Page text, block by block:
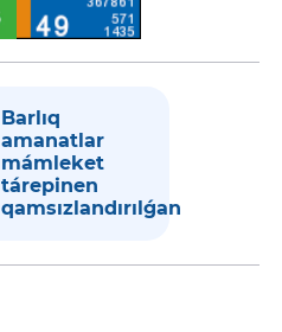
Barlıq
amanatlar
mámleket
tárepinen
qamsızlandırılǵan